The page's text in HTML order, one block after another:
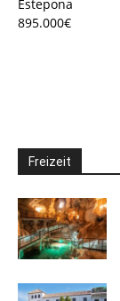
Estepona
895.000€
Freizeit